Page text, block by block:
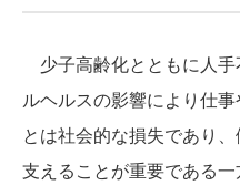
少子高齢化とともに人
ルヘルスの影響により仕
とは社会的な損失であり
支えることが重要である